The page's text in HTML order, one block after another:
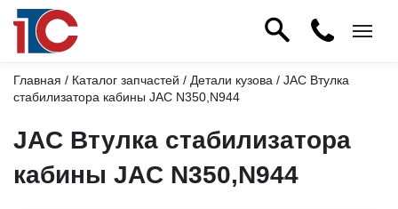
Главная / Каталог запчастей / Детали кузова / JAC Втулка
стабилизатора кабины JAC N350,N944
JAC Втулка стабилизатора
кабины JAC N350,N944